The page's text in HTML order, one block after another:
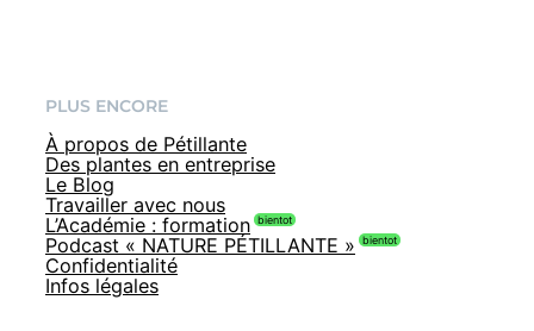
PLUS ENCORE
À propos de Pétillante
Des plantes en entreprise
Le Blog
Travailler avec nous
L’Académie : formation
Podcast « NATURE PÉTILLANTE »
Confidentialité
Infos légales